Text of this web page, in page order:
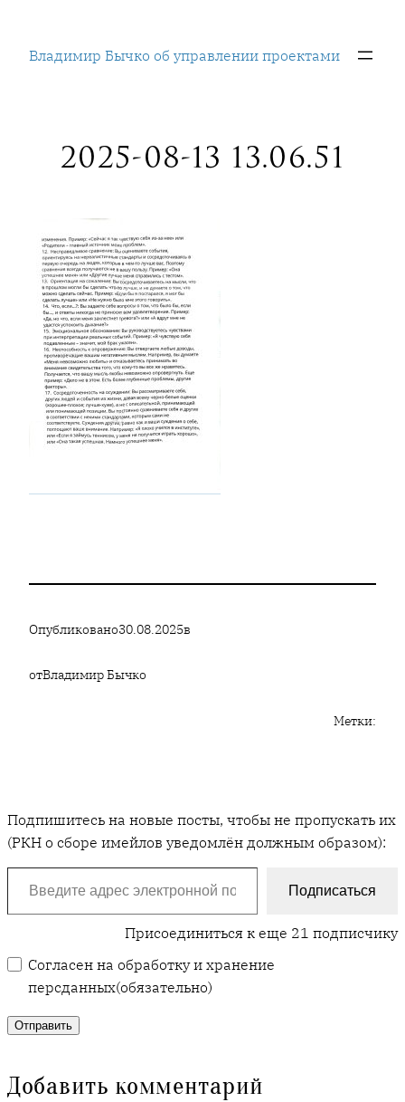
содержимому
Владимир Бычко об управлении проектами
2025-08-13 13.06.51
Опубликовано30.08.2025в
отВладимир Бычко
Метки:
Подпишитесь на новые посты, чтобы не пропускать их
(РКН о сборе имейлов уведомлён должным образом):
Введите адрес электронной почты…
Подписаться
Присоединиться к еще 21 подписчику
Согласен на обработку и хранение
персданных(обязательно)
Отправить
Добавить комментарий